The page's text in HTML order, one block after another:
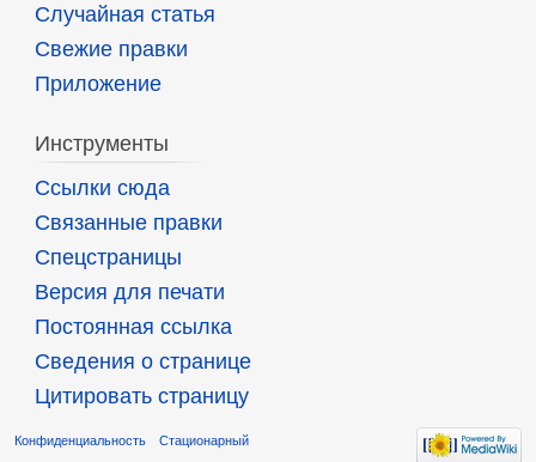
Случайная статья
Свежие правки
Приложение
Инструменты
Ссылки сюда
Связанные правки
Спецстраницы
Версия для печати
Постоянная ссылка
Сведения о странице
Цитировать страницу
Конфиденциальность Стационарный